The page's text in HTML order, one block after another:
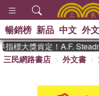
暢銷榜 新品 中文 外文
標大獎肯定！A.F.
三民網路書店
外文書